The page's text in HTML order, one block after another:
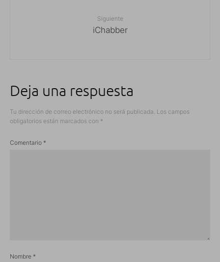
Siguiente
iChabber
Deja una respuesta
Tu dirección de correo electrónico no será publicada. Los campos
obligatorios están marcados con *
Comentario *
Nombre *